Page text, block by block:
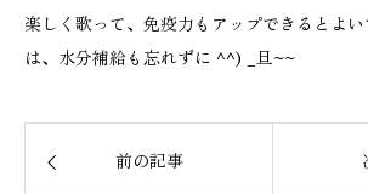
楽しく歌って、免疫力もアップできるとよ
は、水分補給も忘れずに ^^) _旦~~
前の記事